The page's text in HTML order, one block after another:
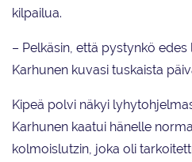
kilpailua.
– Pelkäsin, että pystynkö
Karhunen kuvasi tuskaista
Kipeä polvi näkyi
Karhunen kaatui hänelle
kolmoislutzin, joka oli